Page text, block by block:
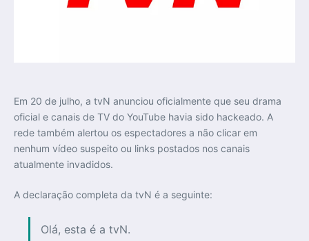
Em 20 de julho, a tvN anunciou oficialmente que seu drama
oficial e canais de TV do YouTube havia sido hackeado. A
rede também alertou os espectadores a não clicar em
nenhum vídeo suspeito ou links postados nos canais
atualmente invadidos.
A declaração completa da tvN é a seguinte:
Olá, esta é a tvN.